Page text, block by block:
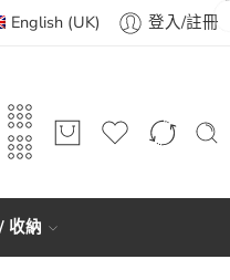
English (UK) 登入/註冊
收納